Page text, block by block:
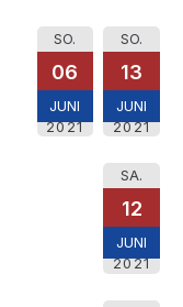
SO.
06
JUNI
2021
SO.
13
JUNI
2021
SA.
12
JUNI
2021